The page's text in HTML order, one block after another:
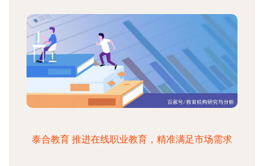
泰合教育 推进在线职业教育，精准满足市场需求